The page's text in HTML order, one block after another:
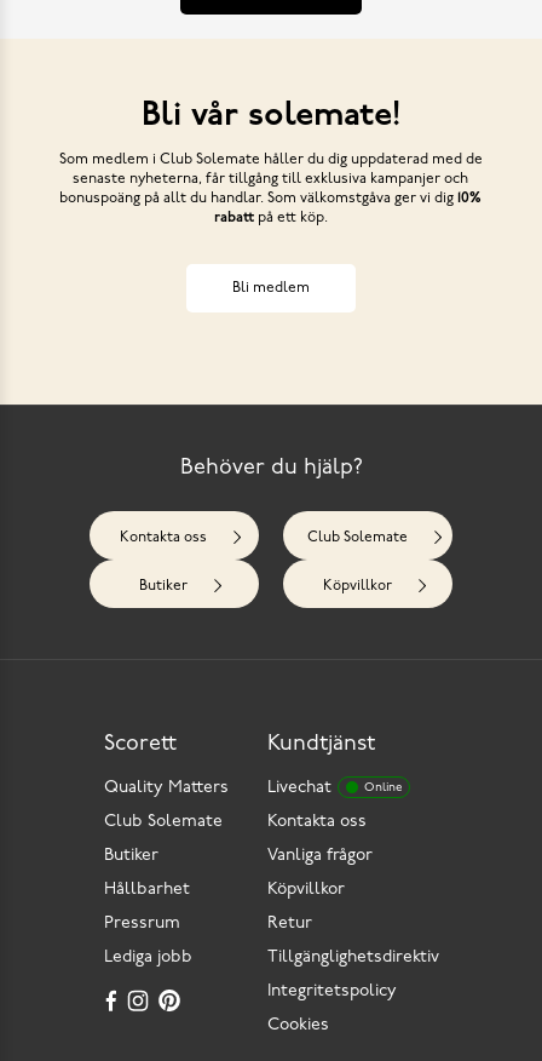
Bli vår solemate!
Som medlem i Club Solemate håller du dig uppdaterad med de
senaste nyheterna, får tillgång till exklusiva kampanjer och
bonuspoäng på allt du handlar. Som välkomstgåva ger vi dig 10%
rabattpå ett köp.
Bli medlem
Behöver du hjälp?
Kontakta oss Club Solemate
Butiker Köpvillkor
Kundtjänst
Livechat Online
Kontakta oss
Vanliga frågor
Köpvillkor
Retur
Tillgänglighetsdirektiv
Integritetspolicy
Cookies
Scorett
Quality Matters
Club Solemate
Butiker
Hållbarhet
Pressrum
Lediga jobb